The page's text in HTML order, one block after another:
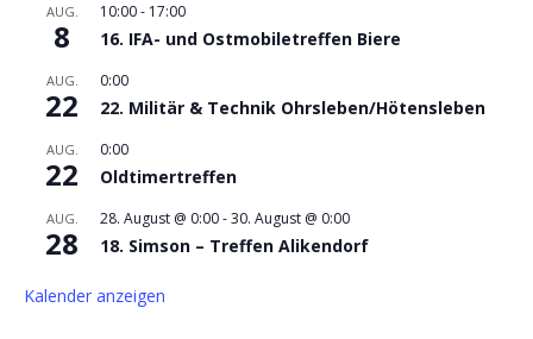
AUG.
8
10:00- 17:00
16. IFA- und Ostmobiletreffen Biere
AUG.
22
0:00
22. Militär & Technik Ohrsleben/Hötensleben
AUG.
22
0:00
Oldtimertreffen
AUG.
28
28. August @ 0:00-30. August @ 0:00
18. Simson – Treffen Alikendorf
Kalender anzeigen